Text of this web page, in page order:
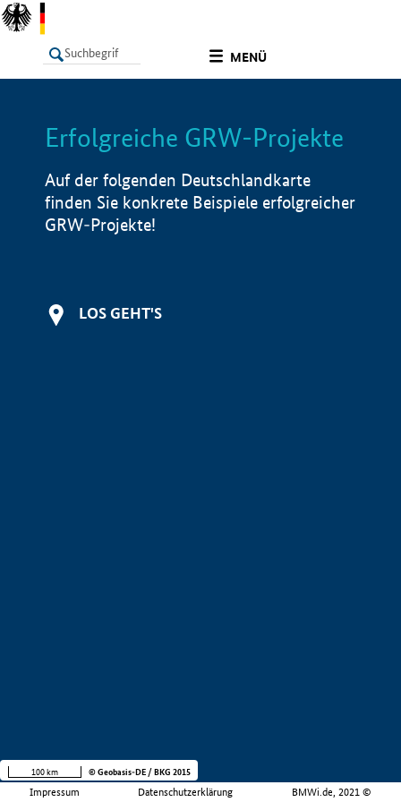
MENÜ
LISTE Info
Erfolgreiche GRW-Projekte
Auf der folgenden Deutschlandkarte
finden Sie konkrete Beispiele erfolgreicher
GRW-Projekte!
LOS GEHT'S
Impressum Datenschutzerklärung BMWi.de, 2021 ©
100 km © Geobasis-DE / BKG 2015